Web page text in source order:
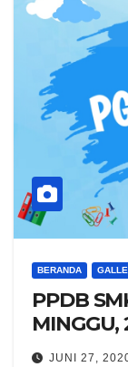
BERANDA
PPDB
JUNI 27,